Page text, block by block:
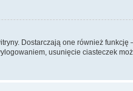
Dostarczają one również funkcję
usunięcie ciasteczek